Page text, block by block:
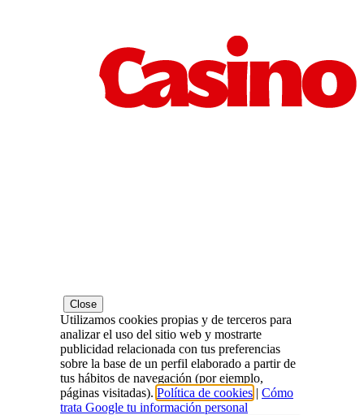
Close
Utilizamos cookies propias y de terceros para
analizar el uso del sitio web y mostrarte
publicidad relacionada con tus preferencias
sobre la base de un perfil elaborado a partir de
tus hábitos de navegación (por ejemplo,
páginas visitadas). Política de cookies | Cómo
trata Google tu información personal